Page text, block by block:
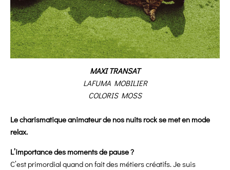
MAXI TRANSAT
LAFUMA MOBILIER
COLORIS MOSS
Le charismatique animateur de nos nuits rock se met en mode
relax.
L’importance des moments de pause ?
C’est primordial quand on fait des métiers créatifs. Je suis